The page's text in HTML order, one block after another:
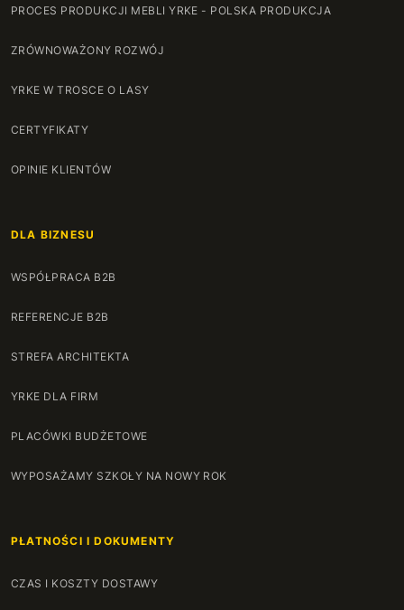
PROCES PRODUKCJI MEBLI YRKE - POLSKA PRODUKCJA
ZRÓWNOWAŻONY ROZWÓJ
YRKE W TROSCE O LASY
CERTYFIKATY
OPINIE KLIENTÓW
DLA BIZNESU
WSPÓŁPRACA B2B
REFERENCJE B2B
STREFA ARCHITEKTA
YRKE DLA FIRM
PLACÓWKI BUDŻETOWE
WYPOSAŻAMY SZKOŁY NA NOWY ROK
PŁATNOŚCI I DOKUMENTY
CZAS I KOSZTY DOSTAWY